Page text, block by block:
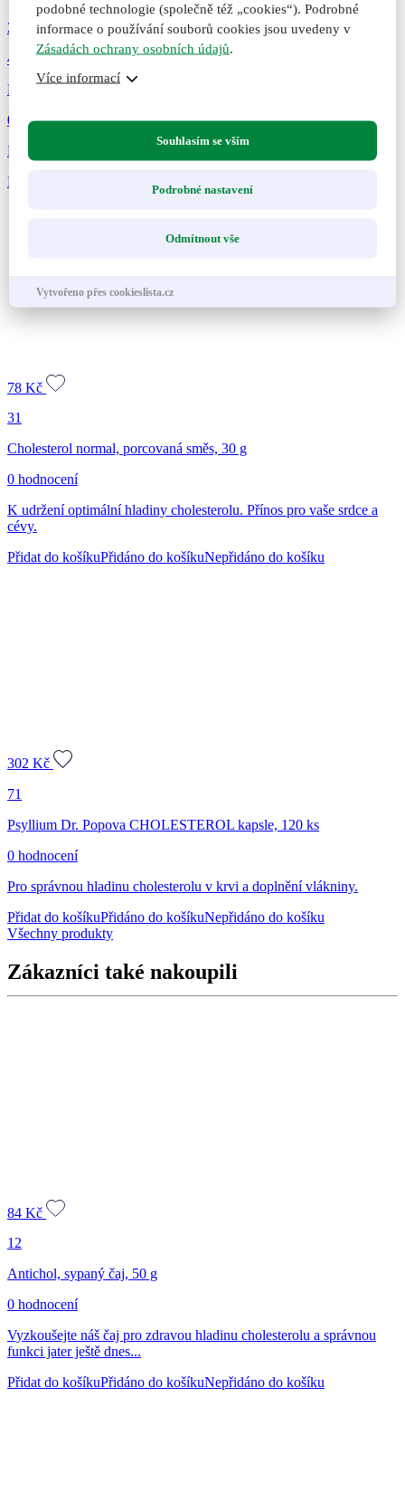
289
Kč
47
Bylinné kapsle Cholesterol, 60 kapslí
0 hodnocení
Pro správnou hladinu cholesterolu v krvi. Doplněk stravy.
Přidat do košíku
78 Kč
31
Cholesterol normal, porcovaná směs, 30 g
0 hodnocení
K udržení optimální hladiny cholesterolu. Přínos pro vaše srdce a
cévy.
Přidat do košíkuPřidáno do košíkuNepřidáno do košíku
302 Kč
71
Psyllium Dr. Popova CHOLESTEROL kapsle, 120 ks
0 hodnocení
Pro správnou hladinu cholesterolu v krvi a doplnění vlákniny.
Přidat do košíkuPřidáno do košíkuNepřidáno do košíku
Všechny produkty
Zákazníci také nakoupili
84 Kč
12
Antichol, sypaný čaj, 50 g
0 hodnocení
Vyzkoušejte náš čaj pro zdravou hladinu cholesterolu a správnou
funkci jater ještě dnes...
Přidat do košíkuPřidáno do košíkuNepřidáno do košíku
podobné technologie (společně též „cookies“). Podrobné
informace o používání souborů cookies jsou uvedeny v
Zásadách ochrany osobních údajů
Více informací
Souhlasím se vším
Podrobné nastavení
Odmítnout vše
Vytvořeno přes cookieslista.cz